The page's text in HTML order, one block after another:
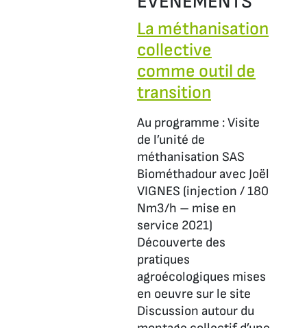
La méthanisation
collective
comme outil de
transition
Au programme : Visite
de l’unité de
méthanisation SAS
Biométhadour avec Joël
VIGNES (injection / 180
Nm3/h – mise en
service 2021)
Découverte des
pratiques
agroécologiques mises
en oeuvre sur le site
Discussion autour du